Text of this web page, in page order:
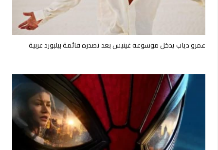
عمرو دياب يدخل موسوعة غينيس بعد تصدره قائمة بيلبورد عربية